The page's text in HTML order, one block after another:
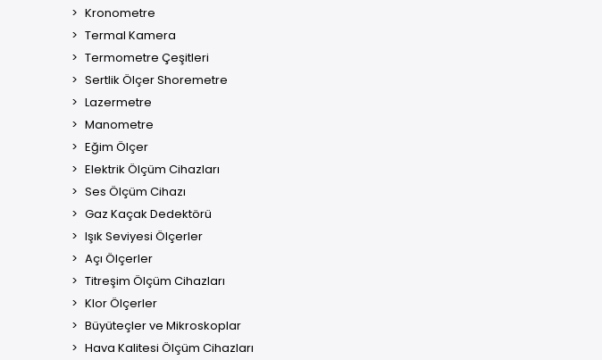
Kronometre
Termal Kamera
Termometre Çeşitleri
Sertlik Ölçer Shoremetre
Lazermetre
Manometre
Eğim Ölçer
Elektrik Ölçüm Cihazları
Ses Ölçüm Cihazı
Gaz Kaçak Dedektörü
Işık Seviyesi Ölçerler
Açı Ölçerler
Titreşim Ölçüm Cihazları
Klor Ölçerler
Büyüteçler ve Mikroskoplar
Hava Kalitesi Ölçüm Cihazları